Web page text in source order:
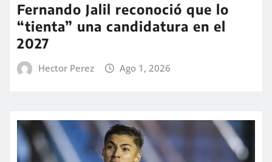
Fernando Jalil reconoció que lo
“tienta” una candidatura en el
2027
Hector Perez Ago 1, 2026